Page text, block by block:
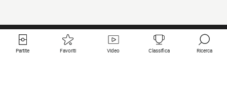
Partite Favoriti Video Classifica Ricerca